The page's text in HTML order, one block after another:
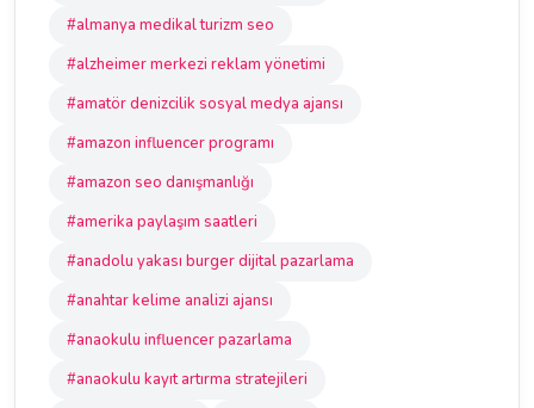
#almanya medikal turizm seo
#alzheimer merkezi reklam yönetimi
#amatör denizcilik sosyal medya ajansı
#amazon influencer programı
#amazon seo danışmanlığı
#amerika paylaşım saatleri
#anadolu yakası burger dijital pazarlama
#anahtar kelime analizi ajansı
#anaokulu influencer pazarlama
#anaokulu kayıt artırma stratejileri